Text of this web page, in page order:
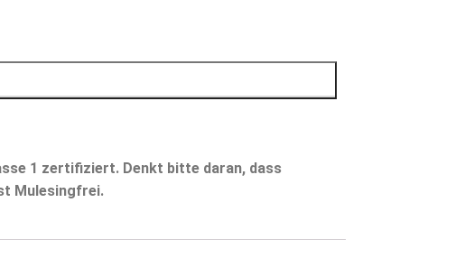
1 zertifiziert. Denkt bitte daran, dass
Mulesingfrei.